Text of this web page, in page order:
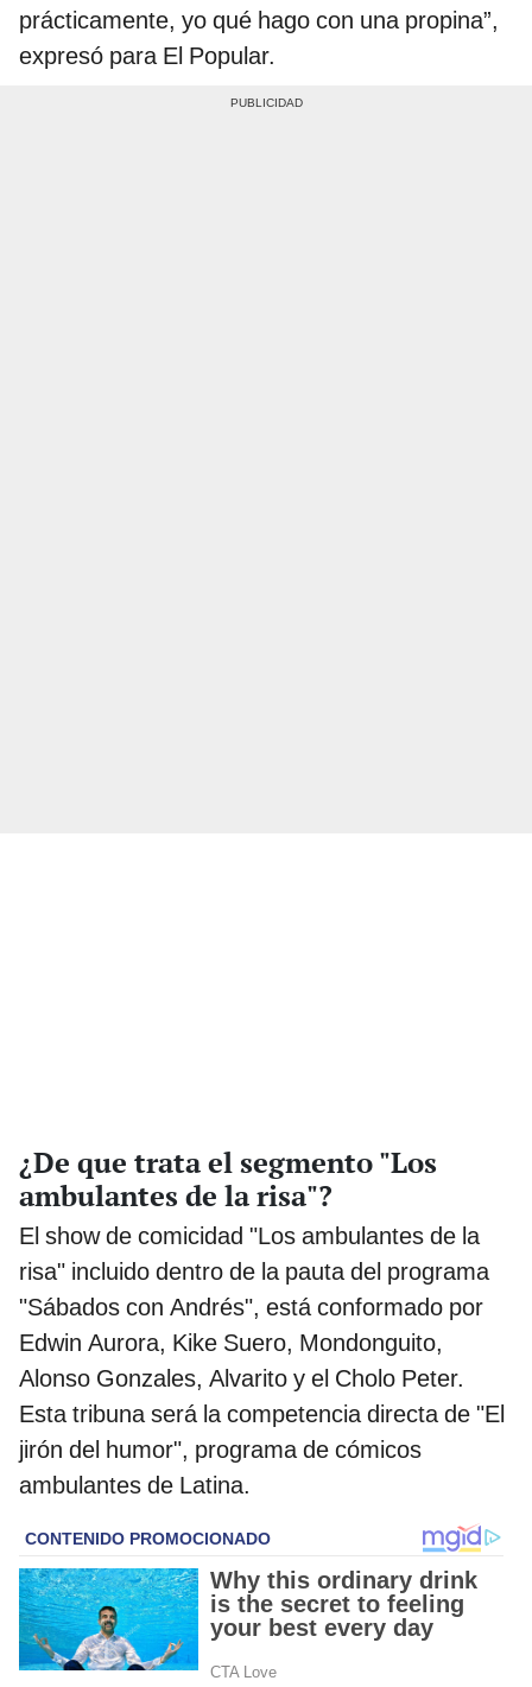
prácticamente, yo qué hago con una propina”,
expresó para El Popular.
¿De que trata el segmento "Los
ambulantes de la risa"?
El show de comicidad "Los ambulantes de la
risa" incluido dentro de la pauta del programa
"Sábados con Andrés", está conformado por
Edwin Aurora, Kike Suero, Mondonguito,
Alonso Gonzales, Alvarito y el Cholo Peter.
Esta tribuna será la competencia directa de "El
jirón del humor", programa de cómicos
ambulantes de Latina.